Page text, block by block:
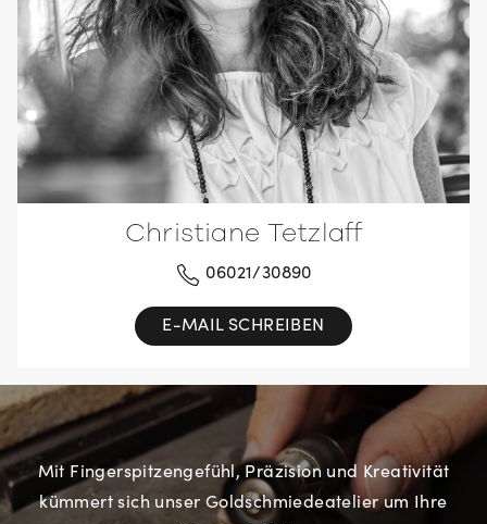
Christiane Tetzlaff
06021/30890
E-MAIL SCHREIBEN
Mit Fingerspitzengefühl, Präzision und Kreativität
kümmert sich unser Goldschmiedeatelier um Ihre